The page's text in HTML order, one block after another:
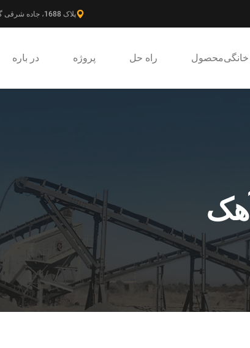
پلاک 1688، جاده شرقی گائوکه، ناحیه جدید پودونگ، شانگهای، چین.
محصول راه حل پروژه در باره